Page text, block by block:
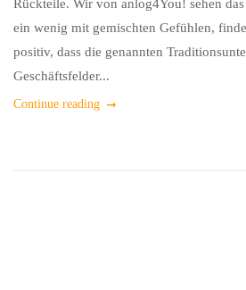
Rückteile. Wir von anlog4You! sehen
ein wenig mit gemischten Gefühlen,
positiv, dass die genannten
Geschäftsfelder...
Continue reading